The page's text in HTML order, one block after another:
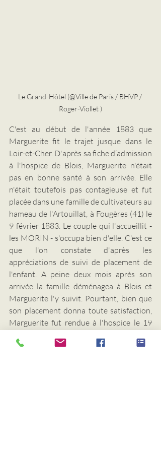
Le Grand-Hôtel (@Ville de Paris / BHVP /
Roger-Viollet )
C'est au début de l'année 1883 que
Marguerite fit le trajet jusque dans le
Loir-et-Cher. D'après sa fiche d’admission
à l'hospice de Blois, Marguerite n'était
pas en bonne santé à son arrivée. Elle
n'était toutefois pas contagieuse et fut
placée dans une famille de cultivateurs au
hameau de l'Artouillat, à Fougères (41) le
9 février 1883. Le couple qui l'accueillit -
les MORIN - s'occupa bien d'elle. C'est ce
que l'on constate d'après les
appréciations de suivi de placement de
l'enfant. A peine deux mois après son
arrivée la famille déménagea à Blois et
Marguerite l'y suivit. Pourtant, bien que
son placement donna toute satisfaction,
Marguerite fut rendue à l'hospice le 19